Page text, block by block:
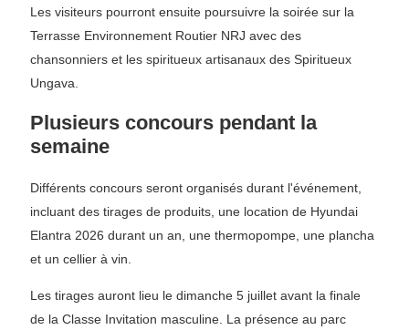
Les visiteurs pourront ensuite poursuivre la soirée sur la
Terrasse Environnement Routier NRJ avec des
chansonniers et les spiritueux artisanaux des Spiritueux
Ungava.
Plusieurs concours pendant la
semaine
Différents concours seront organisés durant l'événement,
incluant des tirages de produits, une location de Hyundai
Elantra 2026 durant un an, une thermopompe, une plancha
et un cellier à vin.
Les tirages auront lieu le dimanche 5 juillet avant la finale
de la Classe Invitation masculine. La présence au parc